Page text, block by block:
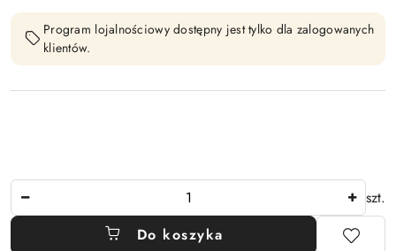
Program lojalnościowy dostępny jest tylko dla zalogowanych
klientów.
szt.
Do koszyka